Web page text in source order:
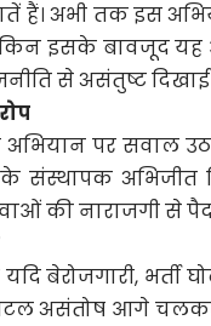
हैं। अभी तक इस
इसके बावजूद
से असंतुष्ट दिखाई
पर सवाल
संस्थापक अभिजीत
की नाराजगी से
बेरोजगारी, भर्ती
असंतोष आगे